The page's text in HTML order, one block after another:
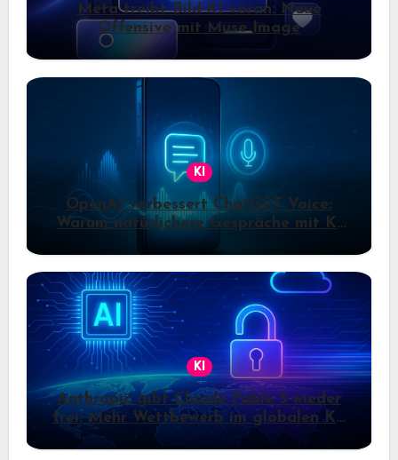
Meta treibt Bild-KI voran: Neue
Offensive mit Muse Image
KI
OpenAI verbessert ChatGPT Voice:
Warum natürlichere Gespräche mit KI
jetzt wichtiger werden
KI
Anthropic gibt Claude Fable 5 wieder
frei: Mehr Wettbewerb im globalen KI-
Markt